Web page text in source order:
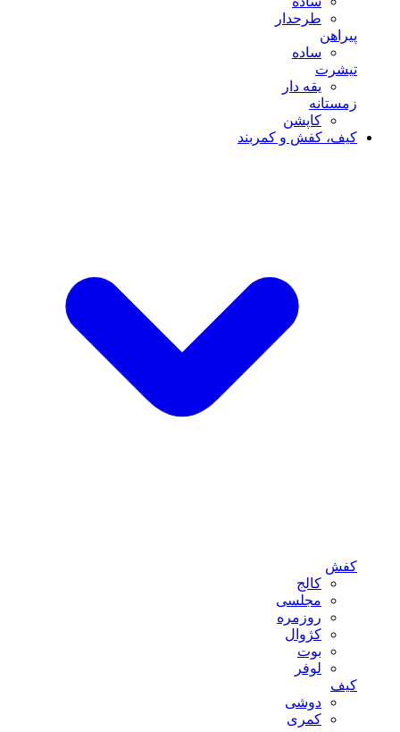
طرحدار
پیراهن
ساده
تیشرت
یقه دار
زمستانه
کاپشن
کیف، کفش و کمربند
کفش
کالج
مجلسی
روزمره
کژوال
بوت
لوفر
کیف
دوشی
کمری